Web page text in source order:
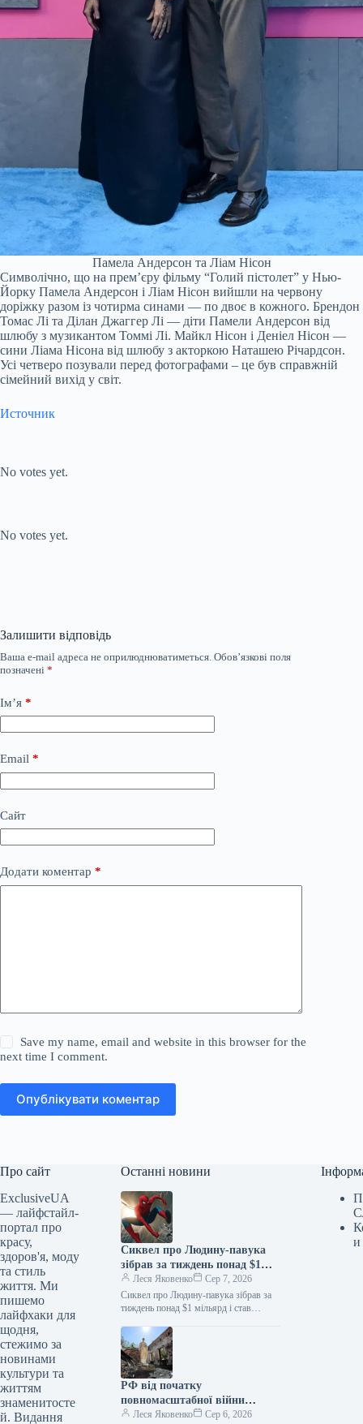
Памела Андерсон та Ліам Нісон
Символічно, що на прем’єру фільму “Голий пістолет” у Нью-
Йорку Памела Андерсон і Ліам Нісон вийшли на червону
доріжку разом із чотирма синами — по двоє в кожного. Брендон
Томас Лі та Ділан Джаггер Лі — діти Памели Андерсон від
шлюбу з музикантом Томмі Лі. Майкл Нісон і Деніел Нісон —
сини Ліама Нісона від шлюбу з акторкою Наташею Річардсон.
Усі четверо позували перед фотографами – це був справжній
сімейний вихід у світ.
Источник
No votes yet.
No votes yet.
Залишити відповідь
Ваша e-mail адреса не оприлюднюватиметься. Обов’язкові поля
позначені *
Ім’я *
Email *
Сайт
Додати коментар *
Save my name, email and website in this browser for the
next time I comment.
Опублікувати коментар
Про сайт
ExclusiveUA
— лайфстайл-
портал про
красу,
здоров'я, моду
та стиль
життя. Ми
пишемо
лайфхаки для
щодня,
стежимо за
новинами
культури та
життям
знаменитосте
й. Видання
Останні новини
Сиквел про Людину-павука
зібрав за тиждень понад $1
мільярд і став найкасовішим
фільмом року
Леся Яковенко
Сер 7, 2026
Сиквел про Людину-павука зібрав за
тиждень понад $1 мільярд і став
06.08.2026 10:28 Укрінформ Стрічка
«Людина-павук: Абсолютно…
РФ від початку
повномасштабної війни
пошкодила в Україні майже 2
Леся Яковенко Сер 6, 2026
и